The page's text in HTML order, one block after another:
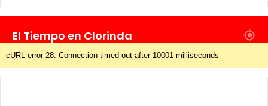
El Tiempo en Clorinda
cURL error 28: Connection timed out after 10001 milliseconds